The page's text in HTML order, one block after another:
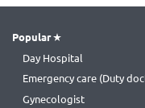
Popular
Day Hospital
Emergency care (Duty
Gynecologist